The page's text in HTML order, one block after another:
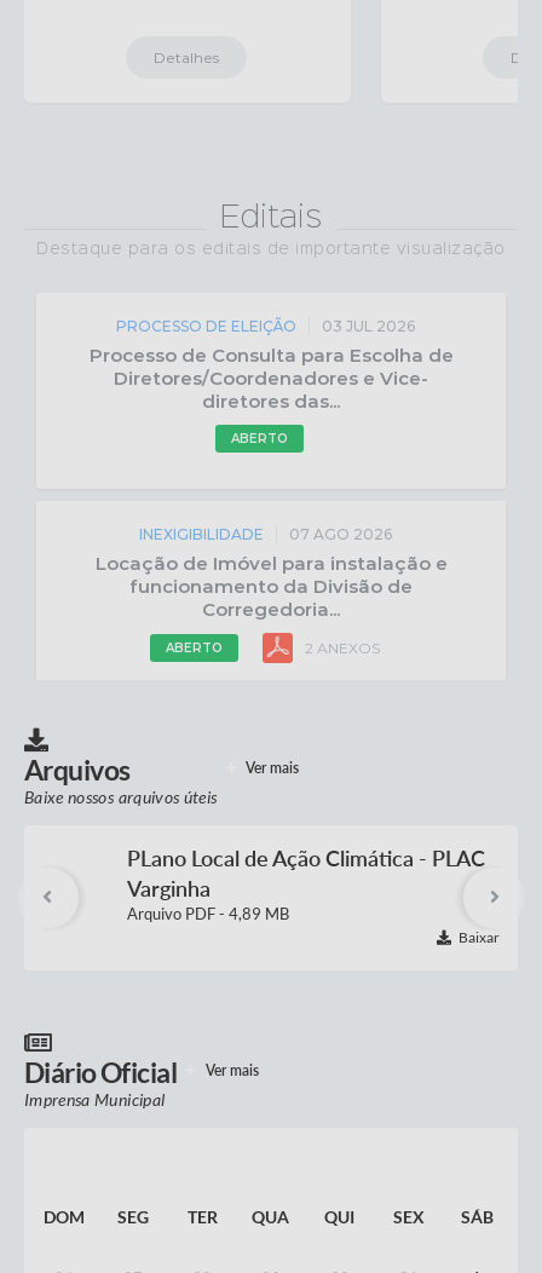
Detalhes
Editais
Destaque para os editais de importante visualização
PROCESSO DE ELEIÇÃO 03 JUL 2026
Processo de Consulta para Escolha de
Diretores/Coordenadores e Vice-
diretores das...
ABERTO
INEXIGIBILIDADE 07 AGO 2026
Locação de Imóvel para instalação e
funcionamento da Divisão de
Corregedoria...
ABERTO 2 ANEXOS
Dispensa Eletrônica 72 - 2026 -
Aquisição e Instalação de Placas e
ABERTO 4 ANEXOS
aquisição...
Arquivos
Baixe nossos arquivos úteis
Ver mais
PLano Local de Ação Climática - PLAC
Varginha
PDF 4,89 MB
Baixar
Diário Oficial
Imprensa Municipal
Ver mais
DOM SEG TER QUA QUI SEX SÁB